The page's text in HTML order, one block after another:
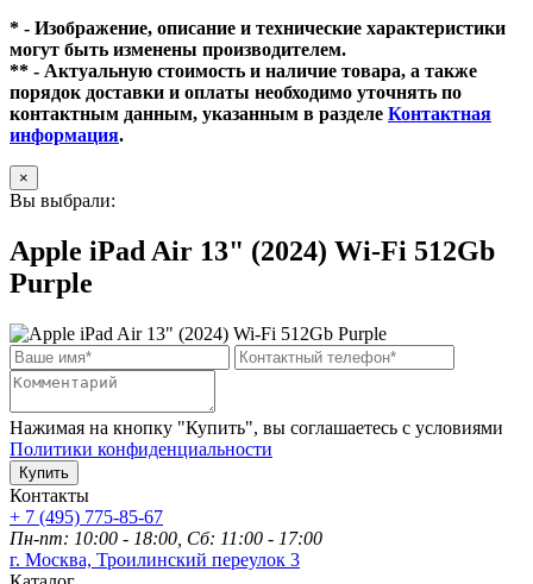
* - Изображение, описание и технические характеристики
могут быть изменены производителем.
** - Актуальную стоимость и наличие товара, а также
порядок доставки и оплаты необходимо уточнять по
контактным данным, указанным в разделе Контактная
информация.
×
Вы выбрали:
Apple iPad Air 13" (2024) Wi-Fi 512Gb
Purple
Нажимая на кнопку "Купить", вы соглашаетесь с условиями
Политики конфиденциальности
Купить
Контакты
+ 7 (495) 775-85-67
Пн-пт: 10:00 - 18:00, Сб: 11:00 - 17:00
г. Москва, Троилинский переулок 3